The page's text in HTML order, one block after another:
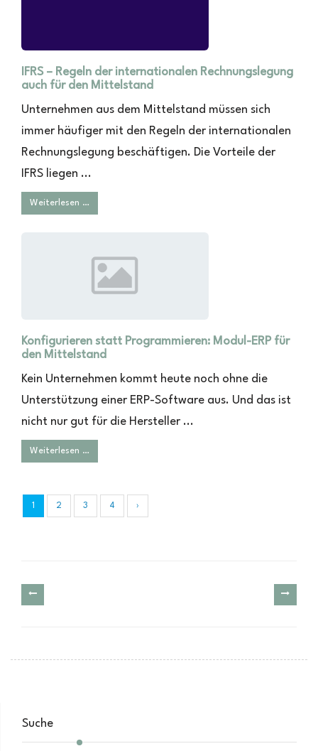
IFRS – Regeln der internationalen Rechnungslegung
auch für den Mittelstand
Unternehmen aus dem Mittelstand müssen sich
immer häufiger mit den Regeln der internationalen
Rechnungslegung beschäftigen. Die Vorteile der
IFRS liegen ...
Weiterlesen …
Konfigurieren statt Programmieren: Modul-ERP für
den Mittelstand
Kein Unternehmen kommt heute noch ohne die
Unterstützung einer ERP-Software aus. Und das ist
nicht nur gut für die Hersteller ...
Weiterlesen …
1 2 3 4 ›
Suche